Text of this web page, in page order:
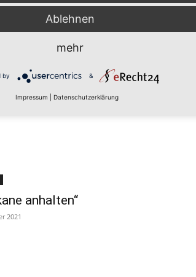
Schritt zu echter
2021
anhalten“
2021
Ablehnen
mehr
by &
Impressum Datenschutzerklärung